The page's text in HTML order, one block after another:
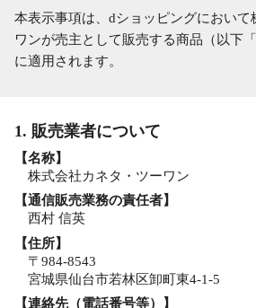
本表示事項は、dショッピングにおいて
ワンが売主として販売する商品（以下
に適用されます。
1. 販売業者について
【名称】
株式会社カネタ・ツーワン
【通信販売業務の責任者】
西村 信英
【住所】
〒984-8543
宮城県仙台市若林区卸町東4-1-5
【連絡先（電話番号等）】